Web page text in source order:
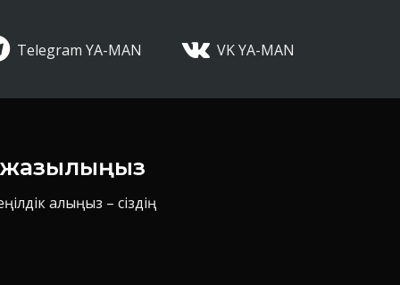
Telegram YA-MAN VK YA-MAN
жазылыңыз
алыңыз – сіздің